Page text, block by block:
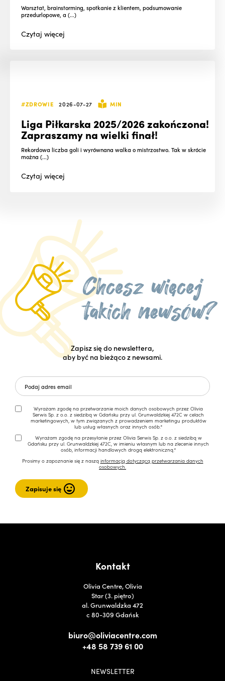
Warsztat, brainstorming, spotkanie z klientem, podsumowanie
przedurlopowe, a (...)
Czytajwięcej
#ZDROWIE 2026-07-27 MIN
Liga Piłkarska 2025/2026 zakończona!
Zapraszamy na wielki finał!
Rekordowa liczba goli i wyrównana walka o mistrzostwo. Tak w skrócie
można (...)
Czytajwięcej
Zapisz się do newslettera,
aby być na bieżąco z newsami.
Wyrażam zgodę na przetwarzanie moich danych osobowych przez Olivia
Serwis Sp. z o.o. z siedzibą w Gdańsku przy ul. Grunwaldzkiej 472C w celach
marketingowych, w tym związanych z prowadzeniem marketingu produktów
lub usług własnych oraz innych osób.*
Wyrażam zgodę na przesyłanie przez Olivia Serwis Sp. z o.o. z siedzibą w
Gdańsku przy ul. Grunwaldzkiej 472C, w imieniu własnym lub na zlecenie innych
osób, informacji handlowych drogą elektroniczną.*
Prosimy o zapoznanie się z naszą informacją dotyczącą przetwarzania danych
osobowych.
Kontakt
Olivia Centre, Olivia
Star (3. piętro)
al. Grunwaldzka 472
c 80-309 Gdańsk
biuro@oliviacentre.com
+48 58 739 61 00
NEWSLETTER